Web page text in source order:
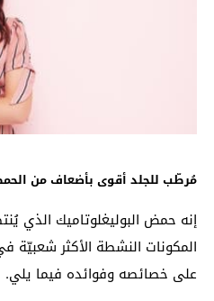
مُرطّب للجلد أقوى بأضعاف من
إنه حمض البوليغلوتاميك الذي
المكونات النشطة الأكثر شعبيّة
على خصائصه وفوائده فيما يلي.